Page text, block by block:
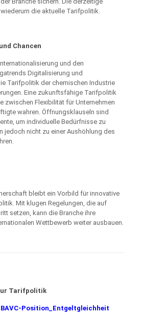
die aktuelle Tarifpolitik.
Chancen
und den
Digitalisierung und
Tarifpolitik der chemischen Industrie
Eine zukunftsfähige Tarifpolitik
zwischen Flexibilität für Unternehmen
wahren. Öffnungsklauseln sind
um individuelle Bedürfnisse zu
jedoch nicht zu einer Aushöhlung des
bleibt ein Vorbild für innovative
Mit klugen Regelungen, die auf
setzen, kann die Branche ihre
Wettbewerb weiter ausbauen.
Tarifpolitik
BAVC-Position_Entgeltgleichheit